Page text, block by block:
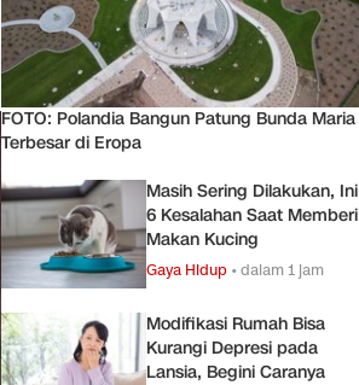
FOTO: Polandia Bangun Patung Bunda Maria
Terbesar di Eropa
Masih Sering Dilakukan, Ini
6 Kesalahan Saat Memberi
Makan Kucing
Gaya Hidup •dalam 1 jam
Modifikasi Rumah Bisa
Kurangi Depresi pada
Lansia, Begini Caranya